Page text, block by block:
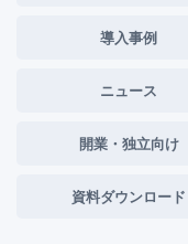
導入事例
ニュース
開業・独立向け
資料ダウンロード